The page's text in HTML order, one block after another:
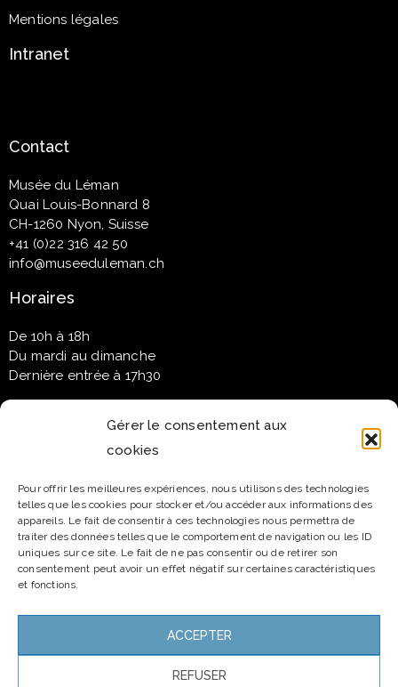
Gérer le consentement aux
cookies
Pour offrir les meilleures expériences, nous utilisons des technologies
telles que les cookies pour stocker et/ou accéder aux informations des
appareils. Le fait de consentir à ces technologies nous permettra de
traiter des données telles que le comportement de navigation ou les ID
uniques sur ce site. Le fait de ne pas consentir ou de retirer son
consentement peut avoir un effet négatif sur certaines caractéristiques
et fonctions.
ACCEPTER
REFUSER
Mentions légales
Intranet
Contact
Musée du Léman
Quai Louis-Bonnard 8
CH-1260 Nyon, Suisse
+41 (0)22 316 42 50
info@museeduleman.ch
Horaires
De 10h à 18h
Du mardi au dimanche
Dernière entrée à 17h30
Email*
Nom